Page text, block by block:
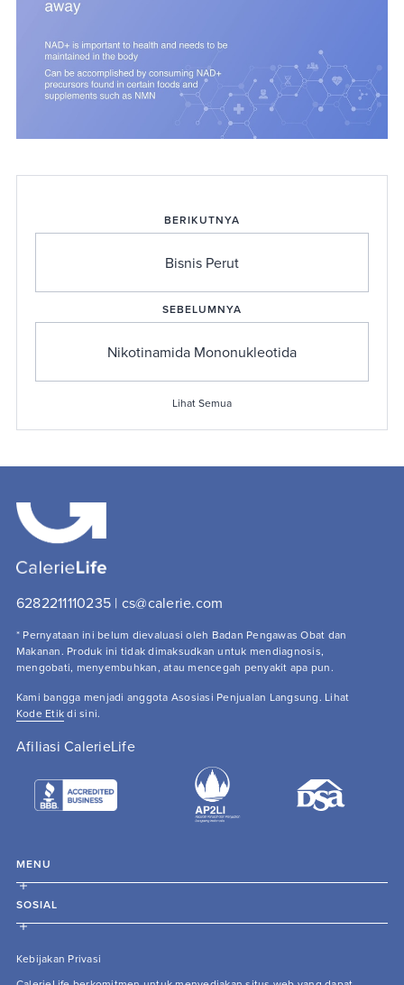
BERIKUTNYA
Bisnis Perut
SEBELUMNYA
Nikotinamida Mononukleotida
Lihat Semua
6282211110235 | cs@calerie.com
* Pernyataan ini belum dievaluasi oleh Badan Pengawas Obat dan
Makanan. Produk ini tidak dimaksudkan untuk mendiagnosis,
mengobati, menyembuhkan, atau mencegah penyakit apa pun.
Kode Etik di sini.
Afiliasi CalerieLife
MENU
SOSIAL
Kebijakan Privasi